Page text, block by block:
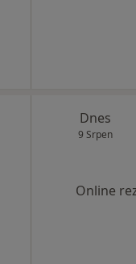
Dnes
9 Srpen
Online